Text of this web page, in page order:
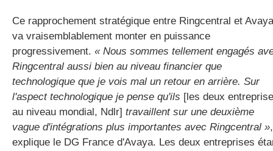
Ce rapprochement stratégique entre Ringcentral et Avaya
va vraisemblablement monter en puissance
progressivement. « Nous sommes tellement engagés
Ringcentral aussi bien au niveau financier que
technologique que je vois mal un retour en arrière. Sur
l'aspect technologique je pense qu'ils [les deux
au niveau mondial, Ndlr] travaillent sur une deuxième
vague d'intégrations plus importantes avec Ringcentral »,
explique le DG France d'Avaya. Les deux entreprises